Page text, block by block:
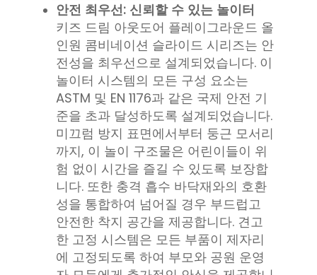
안전 최우선: 신뢰할 수 있는 놀이터
키즈 드림 아웃도어 플레이그라운드 올
인원 콤비네이션 슬라이드 시리즈는 안
전성을 최우선으로 설계되었습니다. 이
놀이터 시스템의 모든 구성 요소는
ASTM 및 EN 1176과 같은 국제 안전 기
준을 초과 달성하도록 설계되었습니다.
미끄럼 방지 표면에서부터 둥근 모서리
까지, 이 놀이 구조물은 어린이들이 위
험 없이 시간을 즐길 수 있도록 보장합
니다. 또한 충격 흡수 바닥재와의 호환
성을 통합하여 넘어질 경우 부드럽고
안전한 착지 공간을 제공합니다. 견고
한 고정 시스템은 모든 부품이 제자리
에 고정되도록 하여 부모와 공원 운영